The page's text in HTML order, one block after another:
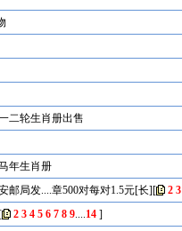
二轮生肖册出售
年生肖册
邮局发....章500对每对1.5元[长][ 2 3
2 3 4 5 6 7 8 9....14]